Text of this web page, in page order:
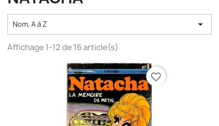
Nom, A à Z 
Affichage 1-12 de 16 article(s)
favorite_border